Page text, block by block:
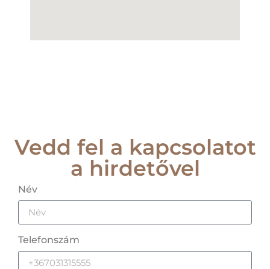
Vedd fel a kapcsolatot
a hirdetővel
Név
Telefonszám